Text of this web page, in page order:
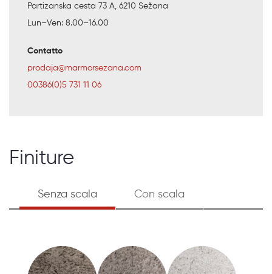
Partizanska cesta 73 A, 6210 Sežana
Lun–Ven: 8.00–16.00
Contatto
prodaja@marmorsezana.com
00386(0)5 731 11 06
Finiture
Senza scala Con scala